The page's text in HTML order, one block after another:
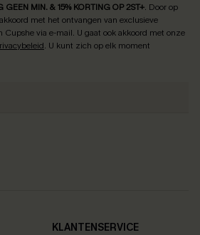
GEEN MIN. & 15% KORTING OP 2ST+. Door op
met het ontvangen van exclusieve
Cupshe via e-mail. U gaat ook akkoord met onze
. U kunt zich op elk moment
KLANTENSERVICE